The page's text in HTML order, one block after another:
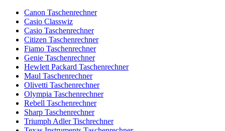
Canon Taschenrechner
Casio Classwiz
Casio Taschenrechner
Citizen Taschenrechner
Fiamo Taschenrechner
Genie Taschenrechner
Hewlett Packard Taschenrechner
Maul Taschenrechner
Olivetti Taschenrechner
Olympia Taschenrechner
Rebell Taschenrechner
Sharp Taschenrechner
Triumph Adler Tischrechner